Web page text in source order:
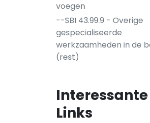
voegen
--SBI 43.99.9 - Overige
gespecialiseerde
werkzaamheden in de
(rest)
Interessante
Links